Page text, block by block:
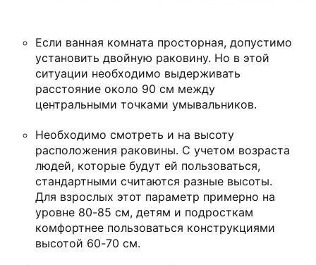
Если ванная комната просторная, допустимо
установить двойную раковину. Но в этой
ситуации необходимо выдерживать
расстояние около 90 см между
центральными точками умывальников.
Необходимо смотреть и на высоту
расположения раковины. С учетом возраста
людей, которые будут ей пользоваться,
стандартными считаются разные высоты.
Для взрослых этот параметр примерно на
уровне 80-85 см, детям и подросткам
комфортнее пользоваться конструкциями
высотой 60-70 см.